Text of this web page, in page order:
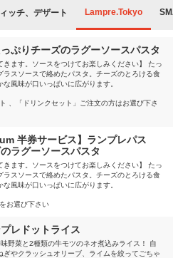
ッチ、デザート Lampre.Tokyo
ぷりチーズのラグーソースパスタ
きます。ソースをつけてお楽しみください】 たっ
ラスソースで絡めたパスタ。チーズのとろける食
風味が口いっぱいに広がります。
「ドリンクセット」ご注文の方はお選び下さ
半券サービス】ランプレパス
ラグーソースパスタ
きます。ソースをつけてお楽しみください】 たっ
ラスソースで絡めたパスタ。チーズのとろける食
風味が口いっぱいに広がります。
お選び下さい
レドットライス
野菜と2種類の牛モツのネオ煮込みライス！ 自
ぎやクラッシュオリーブ、ライムを絞ってごちゃ